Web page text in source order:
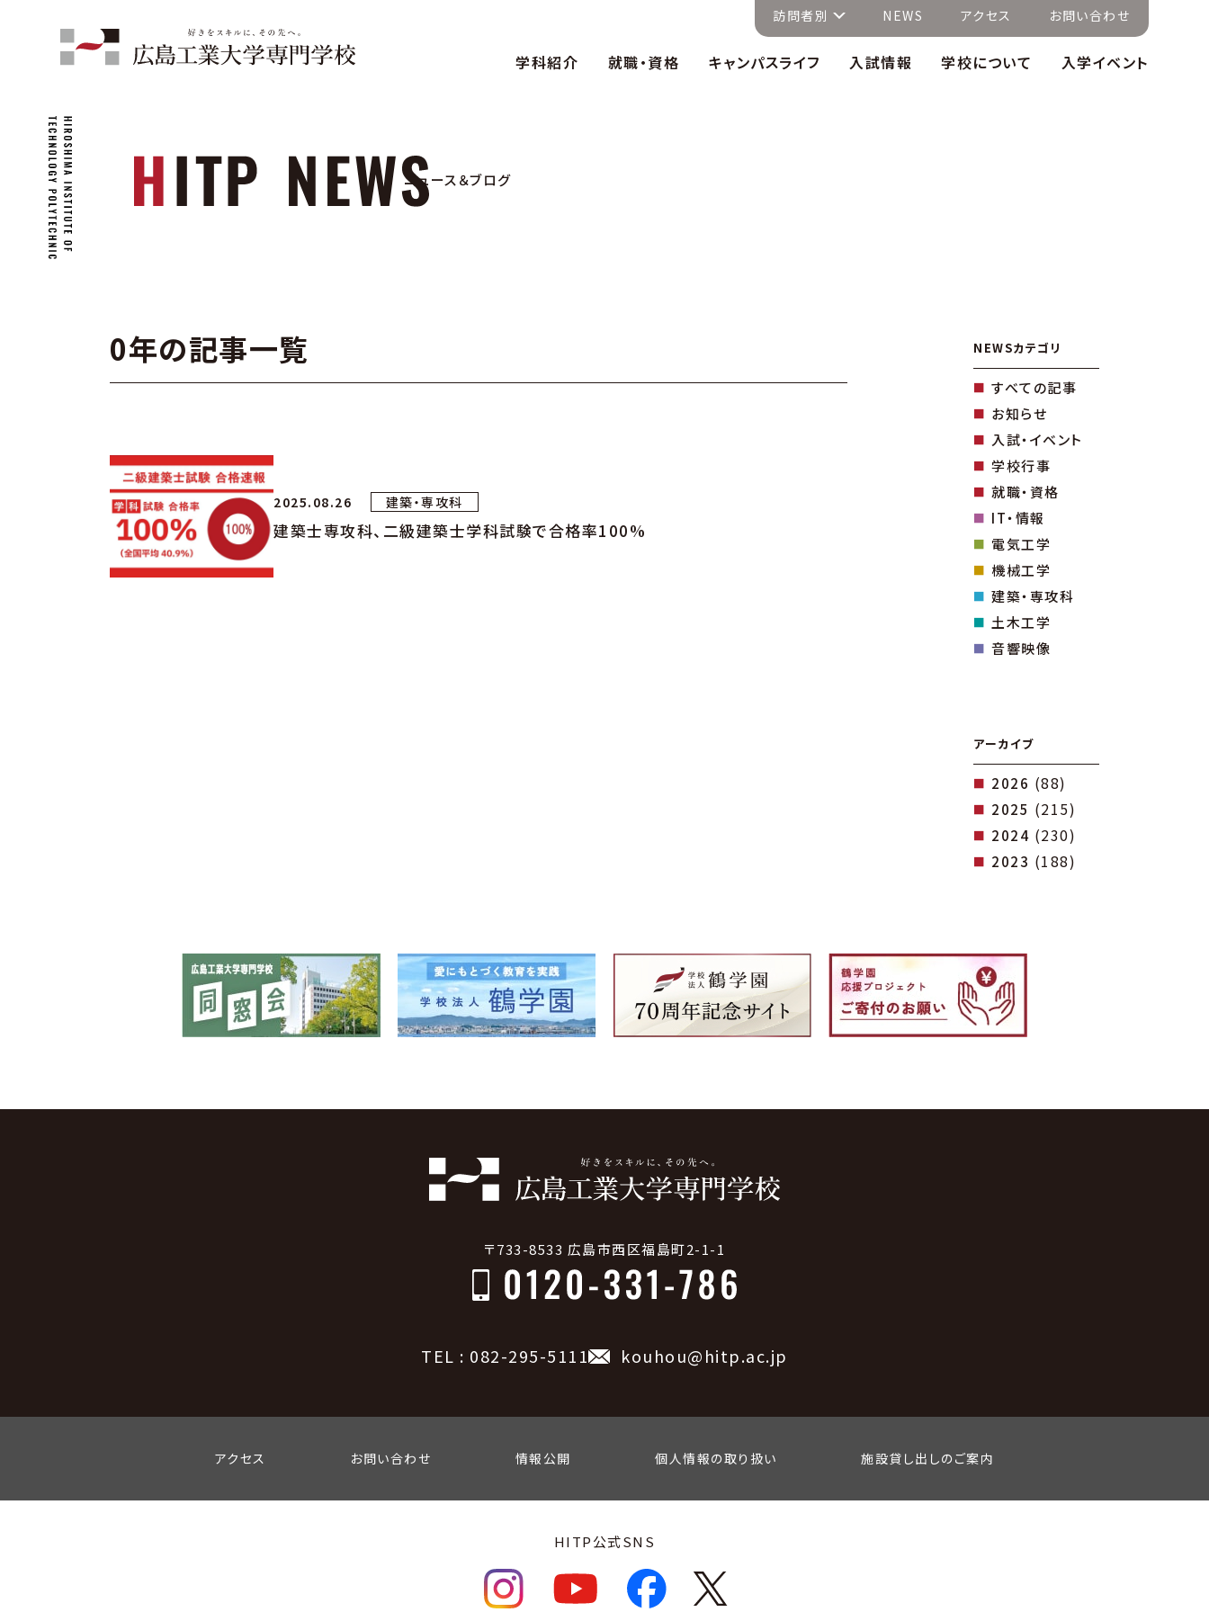
訪問者別 NEWS アクセス お問い合わせ
学科紹介 就職・資格 キャンパスライフ 入試情報 学校について 入学イベント
ニュース＆ブログ
0年の記事一覧
2025.08.26 建築・専攻科
建築士専攻科、二級建築士学科試験で合格率100%
NEWSカテゴリ
すべての記事
お知らせ
入試・イベント
学校行事
就職・資格
IT・情報
電気工学
機械工学
建築・専攻科
土木工学
音響映像
アーカイブ
2026 (88)
2025 (215)
2024 (230)
2023 (188)
〒733-8533 広島市西区福島町2-1-1
TEL : 082-295-5111 kouhou@hitp.ac.jp
アクセス お問い合わせ 情報公開 個人情報の取り扱い 施設貸し出しのご案内
HITP公式SNS